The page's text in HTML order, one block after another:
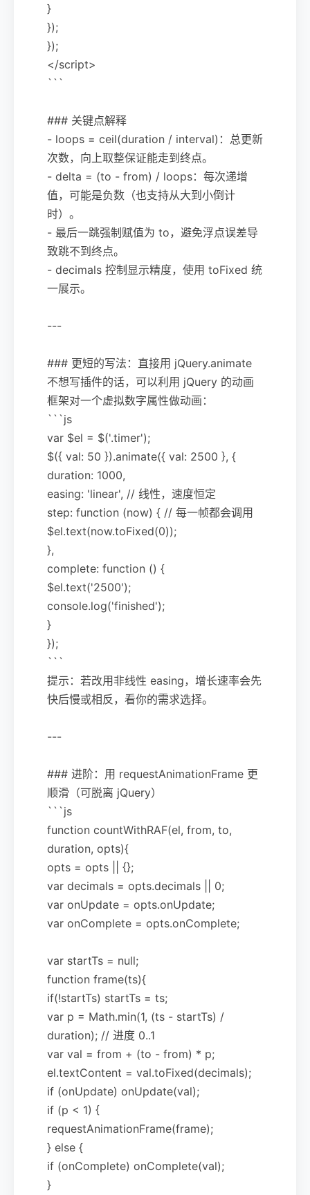
}
});
});
</script>
```
### 关键点解释
- loops = ceil(duration / interval)：总更新
次数，向上取整保证能走到终点。
- delta = (to - from) / loops：每次递增
值，可能是负数（也支持从大到小倒计
时）。
- 最后一跳强制赋值为 to，避免浮点误差导
致跳不到终点。
- decimals 控制显示精度，使用 toFixed 统
一展示。
---
### 更短的写法：直接用 jQuery.animate
不想写插件的话，可以利用 jQuery 的动画
框架对一个虚拟数字属性做动画：
```js
var $el = $('.timer');
$({ val: 50 }).animate({ val: 2500 }, {
duration: 1000,
easing: 'linear', // 线性，速度恒定
step: function (now) { // 每一帧都会调用
$el.text(now.toFixed(0));
},
complete: function () {
$el.text('2500');
console.log('finished');
}
});
```
提示：若改用非线性 easing，增长速率会先
快后慢或相反，看你的需求选择。
---
### 进阶：用 requestAnimationFrame 更
顺滑（可脱离 jQuery）
```js
function countWithRAF(el, from, to,
duration, opts){
opts = opts || {};
var decimals = opts.decimals || 0;
var onUpdate = opts.onUpdate;
var onComplete = opts.onComplete;
var startTs = null;
function frame(ts){
if(!startTs) startTs = ts;
var p = Math.min(1, (ts - startTs) /
duration); // 进度 0..1
var val = from + (to - from) * p;
el.textContent = val.toFixed(decimals);
if (onUpdate) onUpdate(val);
if (p < 1) {
requestAnimationFrame(frame);
} else {
if (onComplete) onComplete(val);
}